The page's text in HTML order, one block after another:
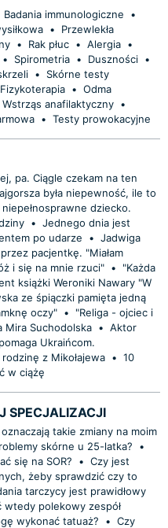
Badania immunologiczne
•
•
Przewlekła
• Rak płuc • Alergia •
• Spirometria • Duszności •
•
Skórne testy
Fizykoterapia • Odma
Wstrząs anafilaktyczny •
• Testy prowokacyjne
pa. Ciągle czekam na ten
była niepewność, ile to
niepełnosprawne dziecko.
• Jednego dnia jest
po udarze
• Jadwiga
pacjentkę. "Miałam
i się na mnie rzuci" •
"Każda
książki Weroniki Nawary "W
ze śpiączki pamięta jedną
oczy" •
"Religa - ojciec i
Mira Suchodolska • Aktor
Ukraińcom.
z Mikołajewa • 10
w ciążę
SPECJALIZACJI
takie zmiany na moim
skórne u 25-latka?
•
się na SOR?
• Czy jest
żeby sprawdzić czy to
tarczycy jest prawidłowy
wtedy polekowy zespół
wykonać tatuaż? • Czy